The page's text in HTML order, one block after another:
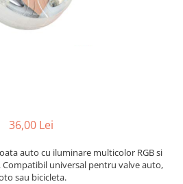
Benz
36,00 Lei
auto cu iluminare multicolor RGB si
Compatibil universal pentru valve auto,
sau bicicleta.